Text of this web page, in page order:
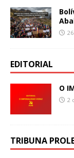
EDITORIAL
O
2
TRIBUNA